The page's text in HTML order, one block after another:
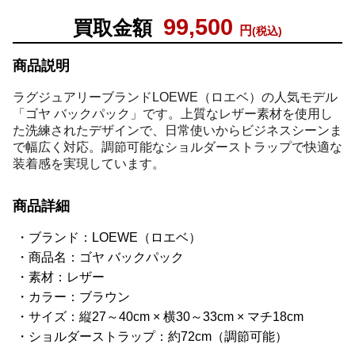
買取金額 99,500 円(税込)
商品説明
ラグジュアリーブランドLOEWE（ロエベ）の人気モデル
「ゴヤ バックパック」です。上質なレザー素材を使用し
た洗練されたデザインで、日常使いからビジネスシーンま
で幅広く対応。調節可能なショルダーストラップで快適な
装着感を実現しています。
商品詳細
ブランド：LOEWE（ロエベ）
商品名：ゴヤ バックパック
素材：レザー
カラー：ブラウン
サイズ：縦27～40cm × 横30～33cm × マチ18cm
ショルダーストラップ：約72cm（調節可能）